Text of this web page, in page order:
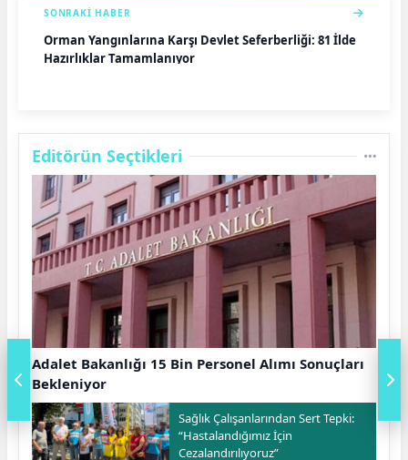
SONRAKI HABER
Orman Yangınlarına Karşı Devlet Seferberliği: 81 İlde
Hazırlıklar Tamamlanıyor
Editörün Seçtikleri
Adalet Bakanlığı 15 Bin Personel Alımı Sonuçları
Bekleniyor
Sağlık Çalışanlarından Sert Tepki:
“Hastalandığımız İçin
Cezalandırılıyoruz”